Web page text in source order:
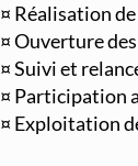
¤ Réalisation
¤ Ouverture
¤ Suivi et
¤ Participation
¤ Exploitation